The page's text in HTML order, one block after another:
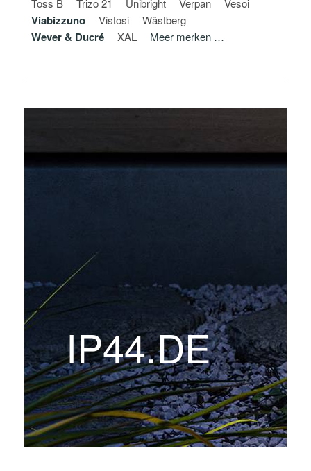
Toss B
Trizo 21 Unibright Verpan Vesoi
Viabizzuno Vistosi Wästberg
Wever & Ducré XAL Meer merken …
IP44.DE